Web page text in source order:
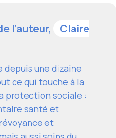
l’auteur,
Claire
depuis une dizaine
ce qui touche à la
protection sociale :
santé et
et